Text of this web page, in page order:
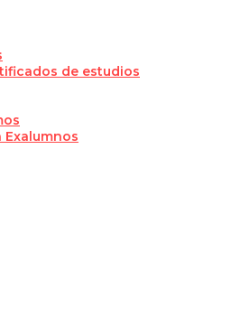
de estudios
Exalumnos